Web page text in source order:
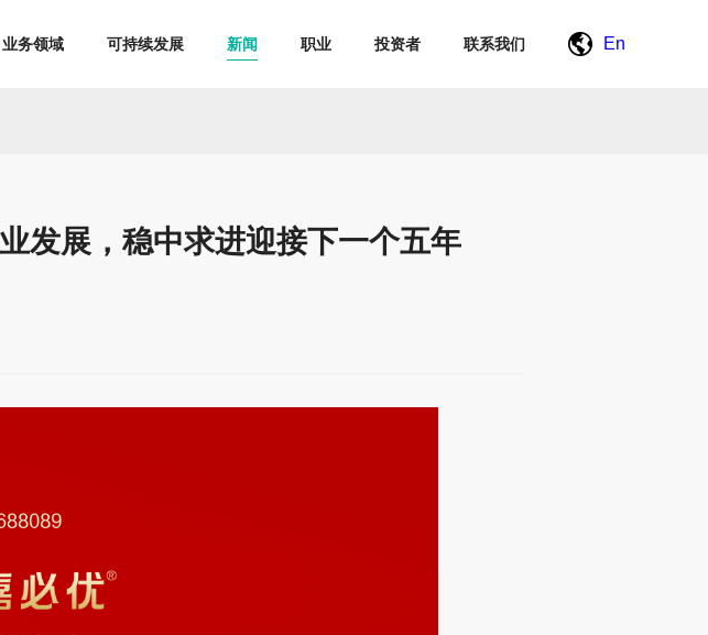
业务领域 可持续发展 新闻 职业 投资者 联系我们 En
发展，稳中求进迎接下一个五年